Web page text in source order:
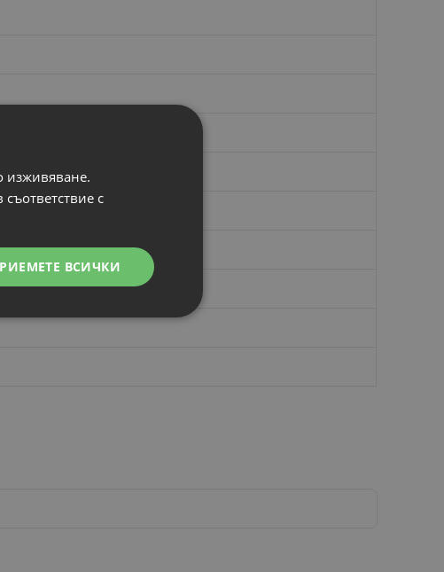
изживяване.
с
ВСИЧКИ